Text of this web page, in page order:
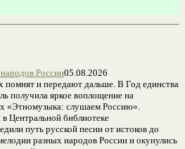
России05.08.2026
помнят и передают дальше. В Год единства
получила яркое воплощение на
«Этномузыка: слушаем Россию».
Центральной библиотеке
путь русской песни от истоков до
разных народов России и окунулись